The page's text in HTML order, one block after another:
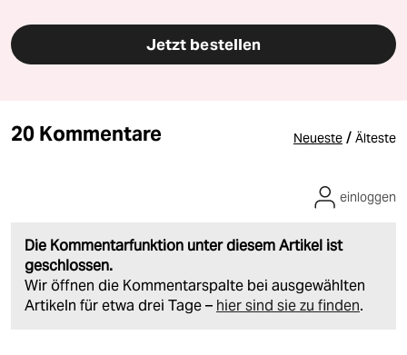
Jetzt bestellen
20 Kommentare Neueste / Älteste
Die Kommentarfunktion unter diesem Artikel ist
geschlossen.
Wir öffnen die Kommentarspalte bei ausgewählten
Artikeln für etwa drei Tage – hier sind sie zu finden.
einloggen